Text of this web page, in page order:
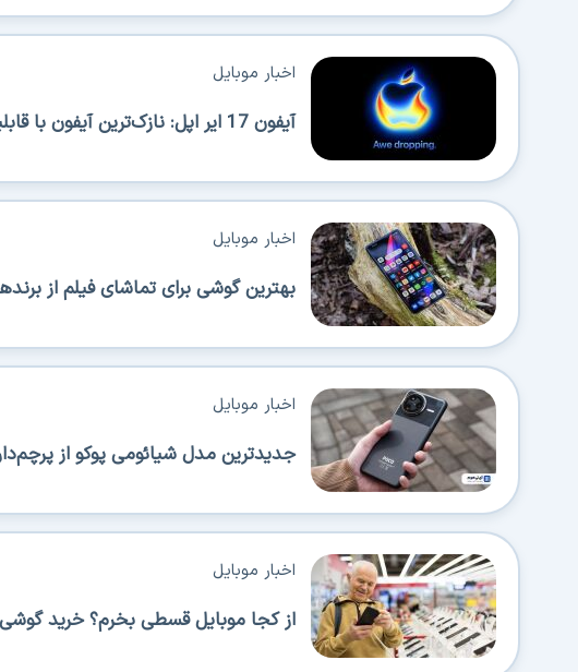
آیفون 17 ایر اپل: نازک‌ترین آیفون با قابلیت حمل بالا اما محدودیت‌هایی هم دارد
اخبار موبایل
بهترین گوشی برای تماشای فیلم از
اخبار موبایل
جدیدترین مدل شیائومی پوکو از
اخبار موبایل
از کجا موبایل قسطی بخرم؟ خرید گوشی
اخبار موبایل